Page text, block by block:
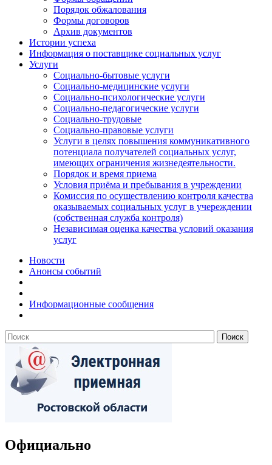
Порядок обжалования
Формы договоров
Архив документов
Истории успеха
Информация о поставщике социальных услуг
Услуги
Социально-бытовые услуги
Социально-медицинские услуги
Социально-психологические услуги
Социально-педагогические услуги
Социально-трудовые
Социально-правовые услуги
Услуги в целях повышения коммуникативного
потенциала получателей социальных услуг,
имеющих ограничения жизнедеятельности.
Порядок и время приема
Условия приёма и пребывания в учреждении
Комиссия по осуществлению контроля качества
оказываемых социальных услуг в учереждении
(собственная служба контроля)
Независимая оценка качества условий оказания
услуг
Новости
Анонсы событий
Информационные сообщения
Официально